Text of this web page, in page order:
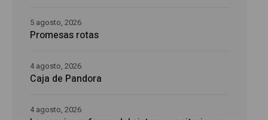
Promesas rotas
5 agosto, 2026
Caja de Pandora
4 agosto, 2026
4 agosto, 2026